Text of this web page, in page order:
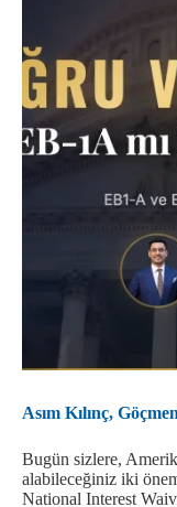
Asım Kılınç,
Bugün sizlere,
alabileceğiniz iki
National Interest